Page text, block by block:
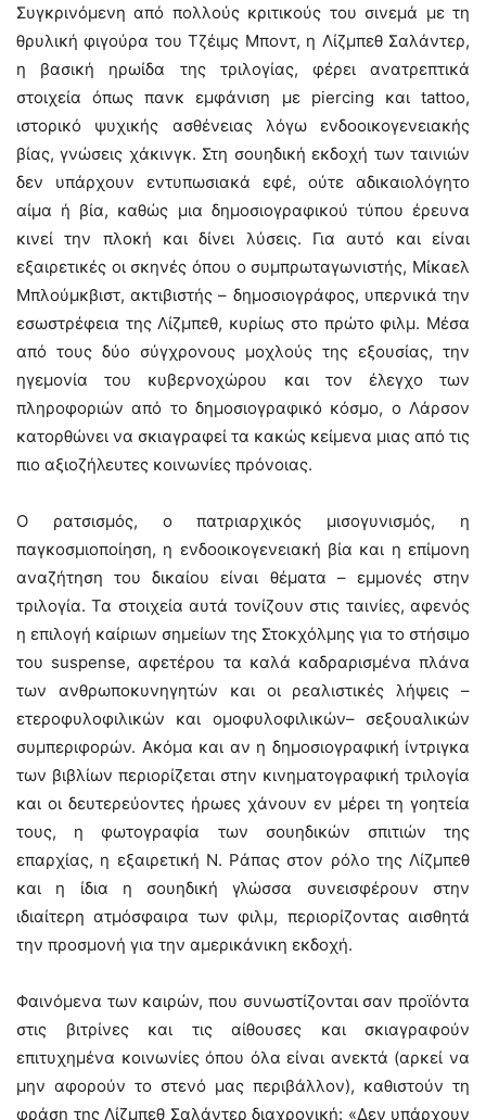
Συγκρινόμενη από πολλούς κριτικούς του σινεμά με τη
θρυλική φιγούρα του Τζέιμς Μποντ, η Λίζμπεθ Σαλάντερ,
η βασική ηρωίδα της τριλογίας, φέρει ανατρεπτικά
στοιχεία όπως πανκ εμφάνιση με piercing και tattoo,
ιστορικό ψυχικής ασθένειας λόγω ενδοοικογενειακής
βίας, γνώσεις χάκινγκ. Στη σουηδική εκδοχή των ταινιών
δεν υπάρχουν εντυπωσιακά εφέ, ούτε αδικαιολόγητο
αίμα ή βία, καθώς μια δημοσιογραφικού τύπου έρευνα
κινεί την πλοκή και δίνει λύσεις. Για αυτό και είναι
εξαιρετικές οι σκηνές όπου ο συμπρωταγωνιστής, Μίκαελ
Μπλούμκβιστ, ακτιβιστής – δημοσιογράφος, υπερνικά την
εσωστρέφεια της Λίζμπεθ, κυρίως στο πρώτο φιλμ. Μέσα
από τους δύο σύγχρονους μοχλούς της εξουσίας, την
ηγεμονία του κυβερνοχώρου και τον έλεγχο των
πληροφοριών από το δημοσιογραφικό κόσμο, ο Λάρσον
κατορθώνει να σκιαγραφεί τα κακώς κείμενα μιας από τις
πιο αξιοζήλευτες κοινωνίες πρόνοιας.
Ο ρατσισμός, ο πατριαρχικός μισογυνισμός, η
παγκοσμιοποίηση, η ενδοοικογενειακή βία και η επίμονη
αναζήτηση του δικαίου είναι θέματα – εμμονές στην
τριλογία. Τα στοιχεία αυτά τονίζουν στις ταινίες, αφενός
η επιλογή καίριων σημείων της Στοκχόλμης για το στήσιμο
του suspense, αφετέρου τα καλά καδραρισμένα πλάνα
των ανθρωποκυνηγητών και οι ρεαλιστικές λήψεις –
ετεροφυλοφιλικών και ομοφυλοφιλικών– σεξουαλικών
συμπεριφορών. Ακόμα και αν η δημοσιογραφική ίντριγκα
των βιβλίων περιορίζεται στην κινηματογραφική τριλογία
και οι δευτερεύοντες ήρωες χάνουν εν μέρει τη γοητεία
τους, η φωτογραφία των σουηδικών σπιτιών της
επαρχίας, η εξαιρετική Ν. Ράπας στον ρόλο της Λίζμπεθ
και η ίδια η σουηδική γλώσσα συνεισφέρουν στην
ιδιαίτερη ατμόσφαιρα των φιλμ, περιορίζοντας αισθητά
την προσμονή για την αμερικάνικη εκδοχή.
Φαινόμενα των καιρών, που συνωστίζονται σαν προϊόντα
στις βιτρίνες και τις αίθουσες και σκιαγραφούν
επιτυχημένα κοινωνίες όπου όλα είναι ανεκτά (αρκεί να
μην αφορούν το στενό μας περιβάλλον), καθιστούν τη
φράση της Λίζμπεθ Σαλάντερ διαχρονική: «Δεν υπάρχουν